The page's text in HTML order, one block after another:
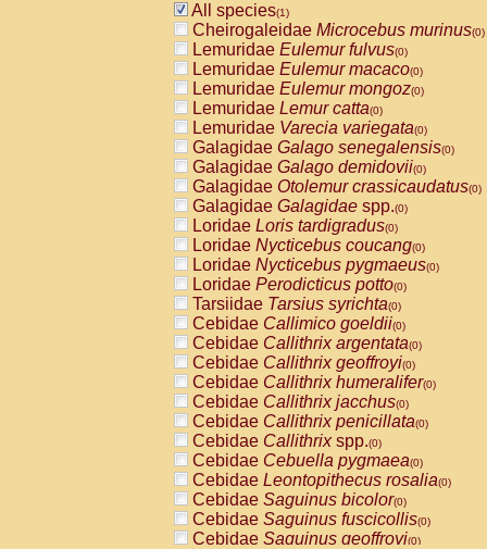
All species(1)
Cheirogaleidae Microcebus murinus(0)
Lemuridae Eulemur fulvus(0)
Lemuridae Eulemur macaco(0)
Lemuridae Eulemur mongoz(0)
Lemuridae Lemur catta(0)
Lemuridae Varecia variegata(0)
Galagidae Galago senegalensis(0)
Galagidae Galago demidovii(0)
Galagidae Otolemur crassicaudatus(0)
Galagidae Galagidae spp.(0)
Loridae Loris tardigradus(0)
Loridae Nycticebus coucang(0)
Loridae Nycticebus pygmaeus(0)
Loridae Perodicticus potto(0)
Tarsiidae Tarsius syrichta(0)
Cebidae Callimico goeldii(0)
Cebidae Callithrix argentata(0)
Cebidae Callithrix geoffroyi(0)
Cebidae Callithrix humeralifer(0)
Cebidae Callithrix jacchus(0)
Cebidae Callithrix penicillata(0)
Cebidae Callithrixspp.(0)
Cebidae Cebuella pygmaea(0)
Cebidae Leontopithecus rosalia(0)
Cebidae Saguinus bicolor(0)
Cebidae Saguinus fuscicollis(0)
Cebidae Saguinus geoffroyi(0)